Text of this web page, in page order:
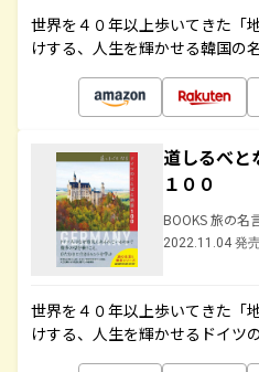
世界を４０年以上歩いてきた「
けする、人生を輝かせる韓国の
道しるべと
１００
BOOKS 旅の名
2022.11.04 発
世界を４０年以上歩いてきた「
けする、人生を輝かせるドイツ